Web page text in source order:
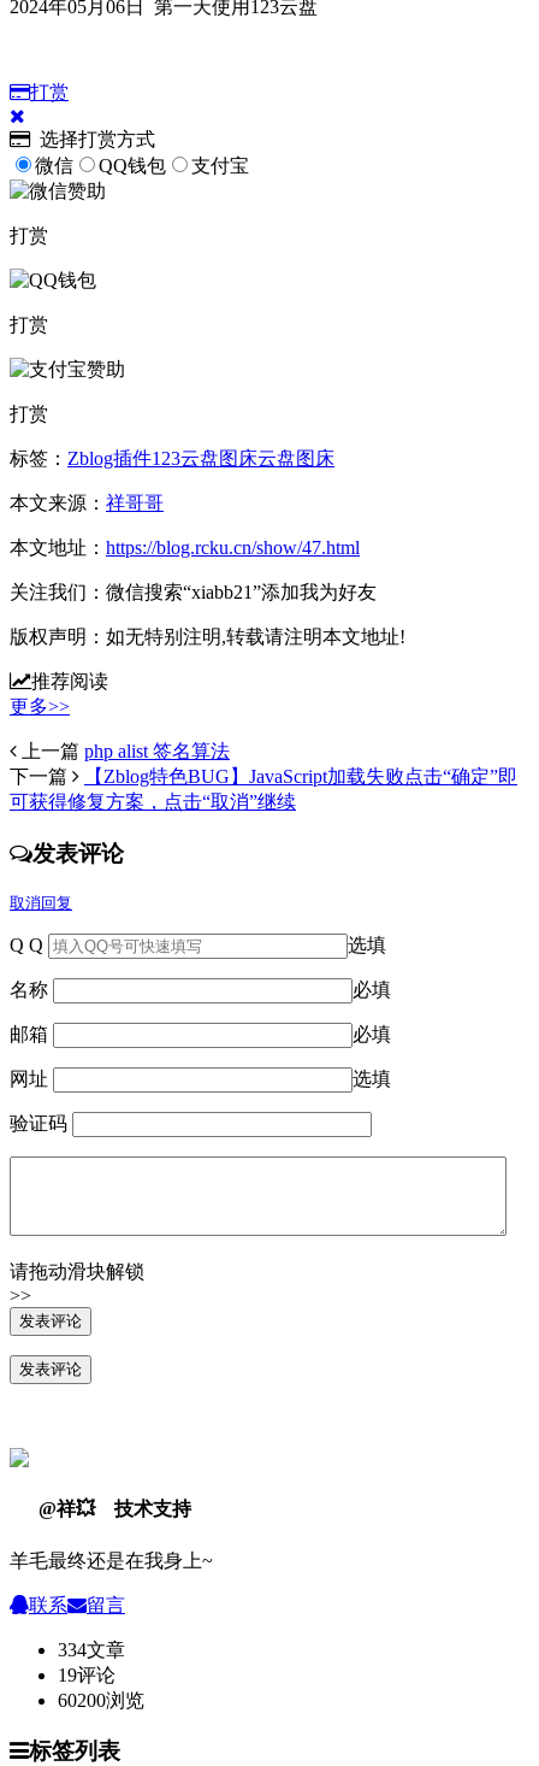
2024年05月06日 第一天使用123云盘
打赏
选择打赏方式
微信
QQ钱包 支付宝
打赏
打赏
打赏
标签： Zblog插件123云盘图床云盘图床
本文来源： 祥哥哥
本文地址： https://blog.rcku.cn/show/47.html
关注我们： 微信搜索“xiabb21”添加我为好友
版权声明： 如无特别注明,转载请注明本文地址!
推荐阅读
更多>>
上一篇 php alist 签名算法
下一篇
【Zblog特色BUG】JavaScript加载失败点击“确定”即
可获得修复方案，点击“取消”继续
发表评论
取消回复
Q Q 选填
名称 必填
邮箱 必填
网址 选填
验证码
请拖动滑块解锁
>>
@祥💥 技术支持
羊毛最终还是在我身上~
联系 留言
334文章
19评论
60200浏览
标签列表